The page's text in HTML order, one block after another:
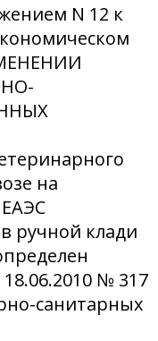
N 12 к
на
ручной клади
№ 317
санитарных